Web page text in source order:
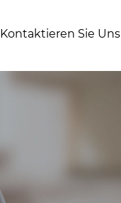
Kontaktieren Sie Uns